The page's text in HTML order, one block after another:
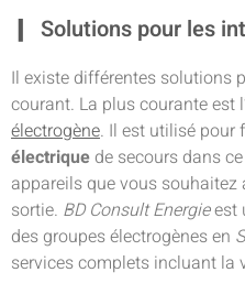
Solutions pour les
Il existe différentes solutions
courant. La plus courante est
électrogène. Il est utilisé pour
électrique de secours dans
appareils que vous
sortie. BD Consult Energieest
des groupes électrogènes en
services complets incluant la